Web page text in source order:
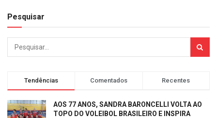
Pesquisar
Tendências Comentados Recentes
AOS 77 ANOS, SANDRA BARONCELLI VOLTA AO
TOPO DO VOLEIBOL BRASILEIRO E INSPIRA